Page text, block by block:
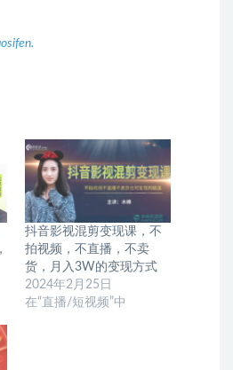
抖音影视混剪变现课，不
拍视频，不直播，不卖
货，月入3W的变现方式
2024年2月25日
在“直播/短视频”中